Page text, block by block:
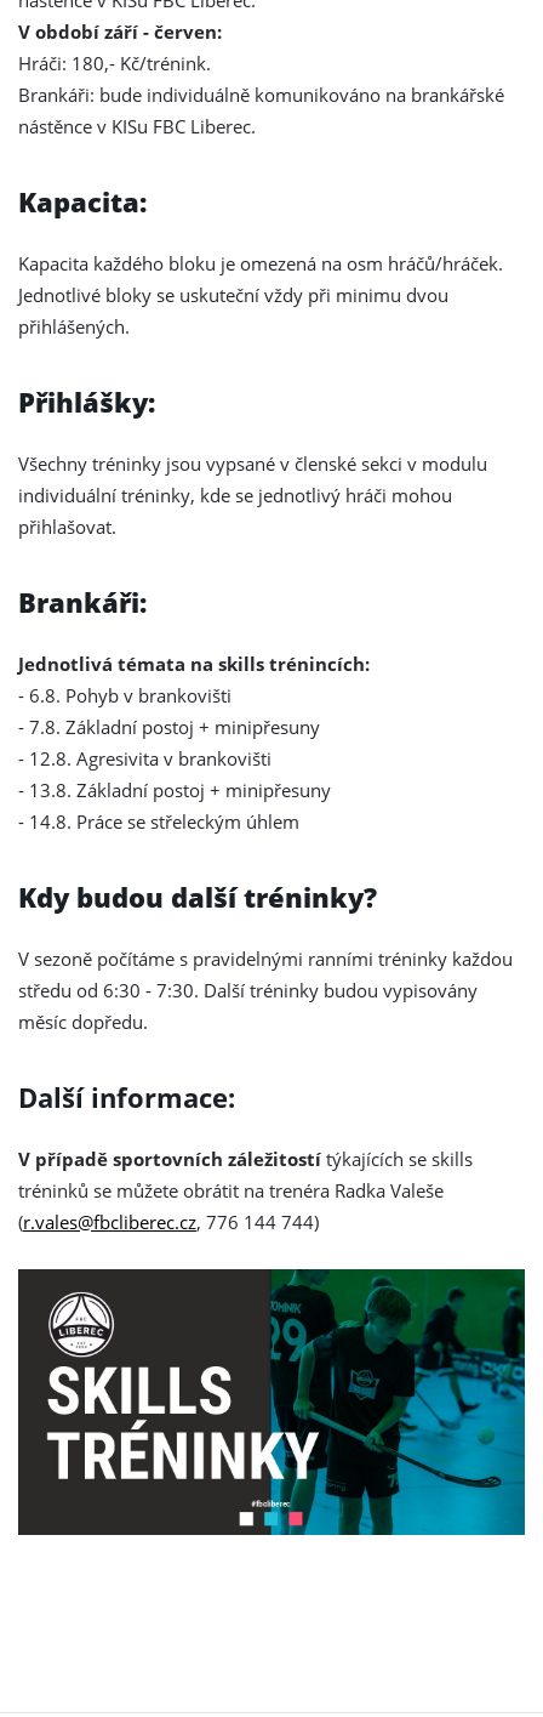
V období září - červen:
Hráči: 180,- Kč/trénink.
Brankáři: bude individuálně komunikováno na brankářské
nástěnce v KISu FBC Liberec.
Kapacita:
Kapacita každého bloku je omezená na osm hráčů/hráček.
Jednotlivé bloky se uskuteční vždy při minimu dvou
přihlášených.
Přihlášky:
Všechny tréninky jsou vypsané v členské sekci v modulu
individuální tréninky, kde se jednotlivý hráči mohou
přihlašovat.
Brankáři:
Jednotlivá témata na skills trénincích:
- 6.8. Pohyb v brankovišti
- 7.8. Základní postoj + minipřesuny
- 12.8. Agresivita v brankovišti
- 13.8. Základní postoj + minipřesuny
- 14.8. Práce se střeleckým úhlem
Kdy budou další tréninky?
V sezoně počítáme s pravidelnými ranními tréninky každou
středu od 6:30 - 7:30. Další tréninky budou vypisovány
měsíc dopředu.
Další informace:
V případě sportovních záležitostí týkajících se skills
tréninků se můžete obrátit na trenéra Radka Valeše
(r.vales@fbcliberec.cz, 776 144 744)